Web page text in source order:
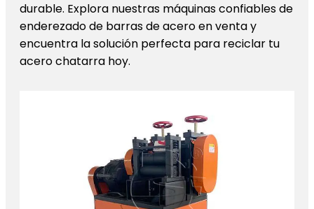
durable. Explora nuestras máquinas confiables de
enderezado de barras de acero en venta y
encuentra la solución perfecta para reciclar tu
acero chatarra hoy.